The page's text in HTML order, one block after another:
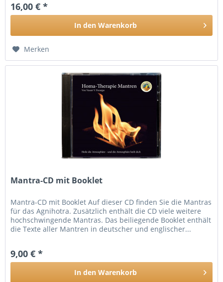
16,00 € *
In den Warenkorb
Merken
Mantra-CD mit Booklet
Mantra-CD mit Booklet Auf dieser CD finden Sie die Mantras
für das Agnihotra. Zusätzlich enthält die CD viele weitere
hochschwingende Mantras. Das beiliegende Booklet enthält
die Texte aller Mantren in deutscher und englischer...
9,00 € *
In den Warenkorb